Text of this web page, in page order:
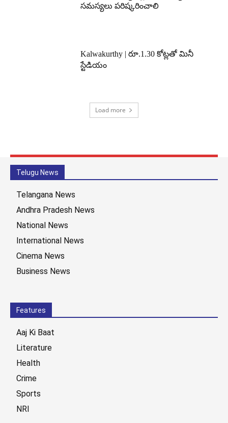
సమస్యలు పరిష్కరించాలి
Kalwakurthy | రూ.1.30 కోట్లతో మినీ
స్టేడియం
Load more
Telugu News
Telangana News
Andhra Pradesh News
National News
International News
Cinema News
Business News
Features
Aaj Ki Baat
Literature
Health
Crime
Sports
NRI